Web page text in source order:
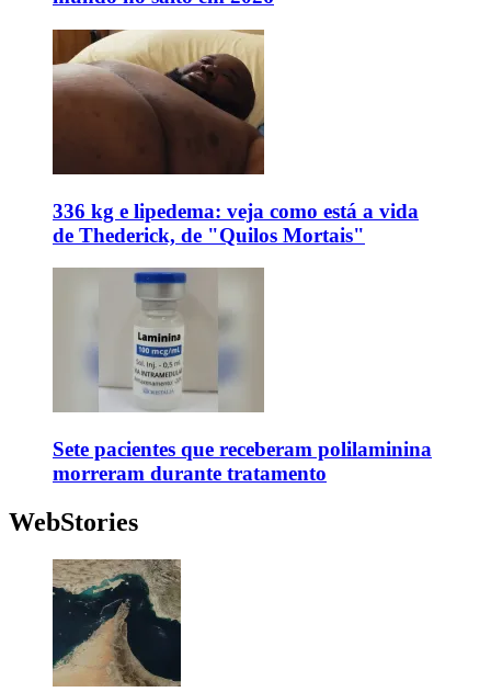
336 kg e lipedema: veja como está a vida
de Thederick, de "Quilos Mortais"
Sete pacientes que receberam polilaminina
morreram durante tratamento
WebStories